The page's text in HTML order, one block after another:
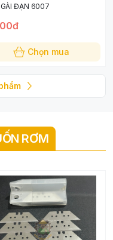
ĐẠN 6007
Chọn mua
RƠM